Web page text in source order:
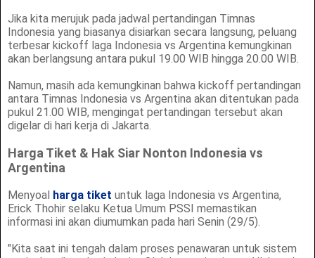
Jika kita merujuk pada jadwal pertandingan Timnas
Indonesia yang biasanya disiarkan secara langsung, peluang
terbesar kickoff laga Indonesia vs Argentina kemungkinan
akan berlangsung antara pukul 19.00 WIB hingga 20.00 WIB.
Namun, masih ada kemungkinan bahwa kickoff pertandingan
antara Timnas Indonesia vs Argentina akan ditentukan pada
pukul 21.00 WIB, mengingat pertandingan tersebut akan
digelar di hari kerja di Jakarta.
Harga Tiket & Hak Siar Nonton Indonesia vs
Argentina
Menyoal harga tiket untuk laga Indonesia vs Argentina,
Erick Thohir selaku Ketua Umum PSSI memastikan
informasi ini akan diumumkan pada hari Senin (29/5).
"Kita saat ini tengah dalam proses penawaran untuk sistem